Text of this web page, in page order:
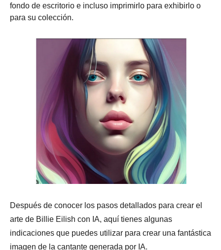
Paso 2.
Paso 3.
fondo de escritorio e incluso imprimirlo para exhibirlo o
para su colección.
Después de conocer los pasos detallados para crear el
arte de Billie Eilish con IA, aquí tienes algunas
indicaciones que puedes utilizar para crear una fantástica
imagen de la cantante generada por IA.